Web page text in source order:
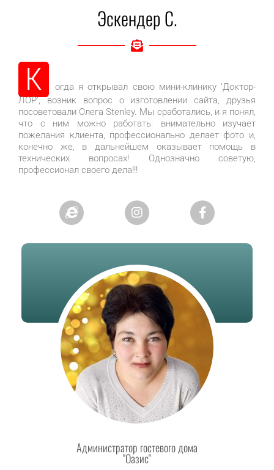
Эскендер С.
К
огда я открывал свою мини-клинику ‘Доктор-
ЛОР’, возник вопрос о изготовлении сайта, друзья
посоветовали Олега Stenley. Мы сработались, и я понял,
что с ним можно работать: внимательно изучает
пожелания клиента, профессионально делает фото и,
конечно же, в дальнейшем оказывает помощь в
технических вопросах! Однозначно советую,
профессионал своего дела!!!
Администратор гостевого дома
"Оазис"